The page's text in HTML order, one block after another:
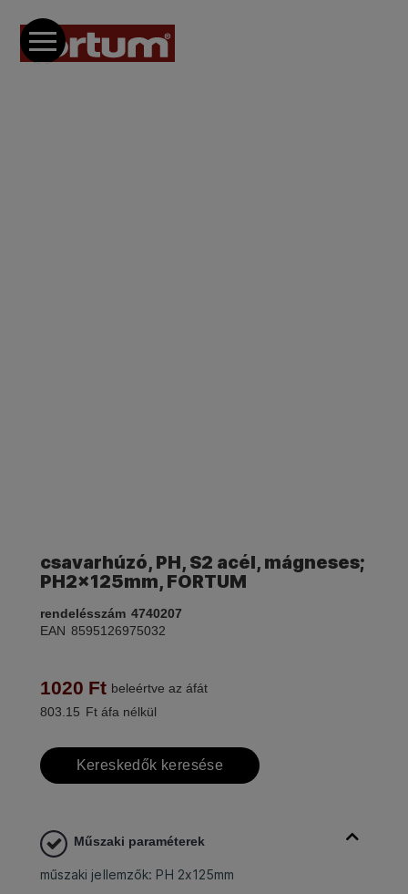
csavarhúzó, PH, S2 acél, mágneses;
PH2×125mm, FORTUM
rendelésszám 4740207
EAN 8595126975032
1020 Ft beleértve az áfát
803.15 Ft áfa nélkül
Kereskedők keresése
Műszaki paraméterek
műszaki jellemzők: PH 2x125mm